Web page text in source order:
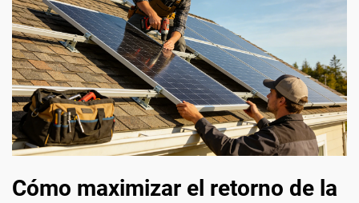
Cómo maximizar el retorno de la